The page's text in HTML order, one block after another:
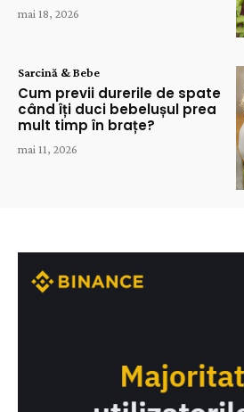
mai 18, 2026
Sarcină & Bebe
Cum previi durerile de spate
când îți duci bebelușul prea
mult timp în brațe?
mai 11, 2026